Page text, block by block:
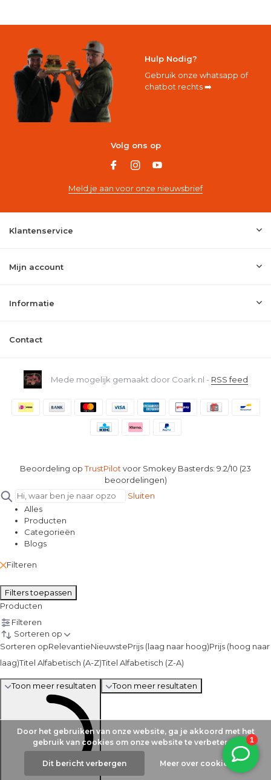
Hulp Nodig?
Gebruik onze whatsapp of
chatbot rechts ➡️
Volg ons op
Meld je aan voor onze nieuwsbrief
Klantenservice
Mijn account
Informatie
Contact
Mede mogelijk gemaakt door Coark.nl - RSS feed
Beoordeling opTrustPilot voor Smokey Basterds: 9.2/10 (23
beoordelingen)
Door het gebruiken van onze website, ga je akkoord met het
gebruik van cookies om onze website te verbeteren.
Dit bericht verbergen Meer over cookies »
Sluiten
Alles
Producten
Categorieën
Blogs
Filteren
Filters toepassen
Producten
Filteren
Sorteren op
Sorteren opRelevantieNieuwstePrijs (laag naar hoog)Prijs (hoog naar
laag)Titel Alfabetisch (A-Z)Titel Alfabetisch (Z-A)
Toon meer resultaten Toon meer resultaten